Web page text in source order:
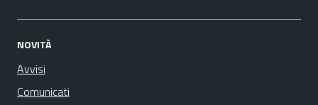
NOVITÀ
Avvisi
Comunicati